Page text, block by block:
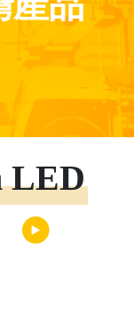
LED